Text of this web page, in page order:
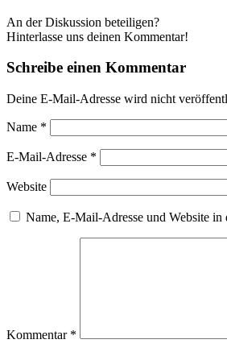
An der Diskussion beteiligen?
Hinterlasse uns deinen Kommentar!
Schreibe einen Kommentar
Deine E-Mail-Adresse wird nicht
Name *
E-Mail-Adresse *
Website
Name, E-Mail-Adresse und Website in
Kommentar *